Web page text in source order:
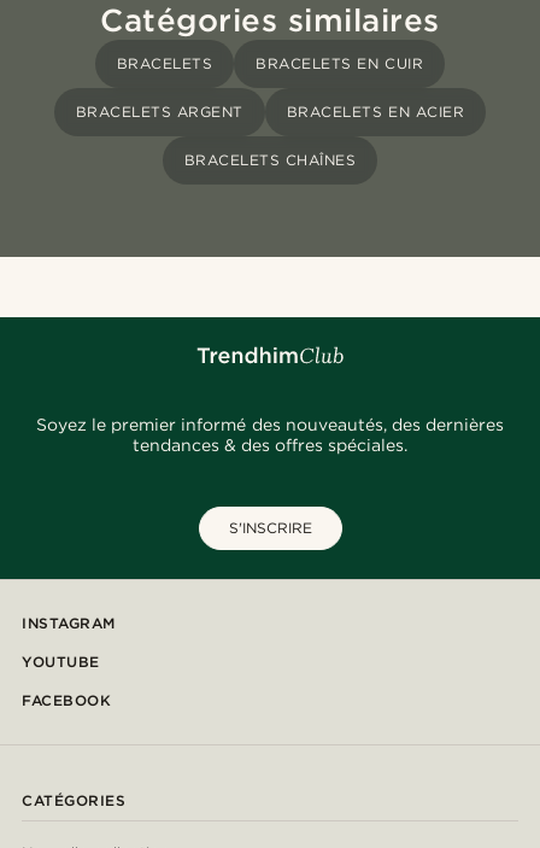
Catégories similaires
BRACELETS BRACELETS EN CUIR
BRACELETS ARGENT BRACELETS EN ACIER
BRACELETS CHAÎNES
Soyez le premier informé des nouveautés, des dernières
tendances & des offres spéciales.
S'INSCRIRE
INSTAGRAM
YOUTUBE
FACEBOOK
CATÉGORIES